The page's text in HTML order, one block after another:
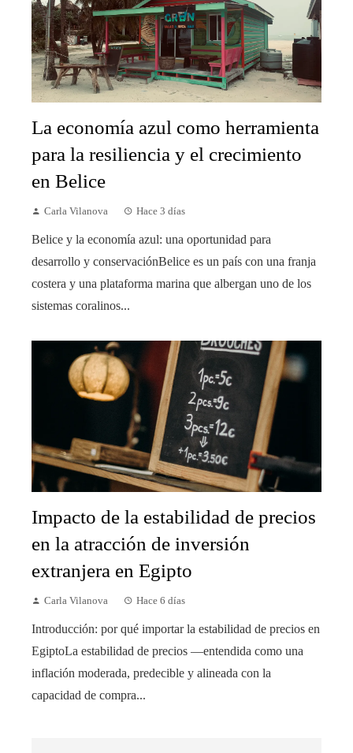
La economía azul como herramienta
para la resiliencia y el crecimiento
en Belice
Carla Vilanova Hace 3 días
Belice y la economía azul: una oportunidad para
desarrollo y conservaciónBelice es un país con una franja
costera y una plataforma marina que albergan uno de los
sistemas coralinos...
Impacto de la estabilidad de precios
en la atracción de inversión
extranjera en Egipto
Carla Vilanova Hace 6 días
Introducción: por qué importar la estabilidad de precios en
EgiptoLa estabilidad de precios —entendida como una
inflación moderada, predecible y alineada con la
capacidad de compra...